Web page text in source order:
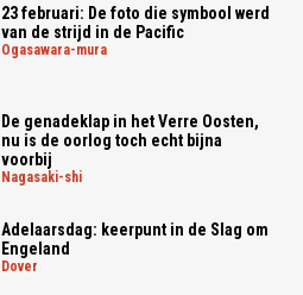
23 februari: De foto die symbool werd
van de strijd in de Pacific
ogasawara-mura
De genadeklap in het Verre Oosten,
nu is de oorlog toch echt bijna
voorbij
nagasaki-shi
Adelaarsdag: keerpunt in de Slag om
Engeland
dover